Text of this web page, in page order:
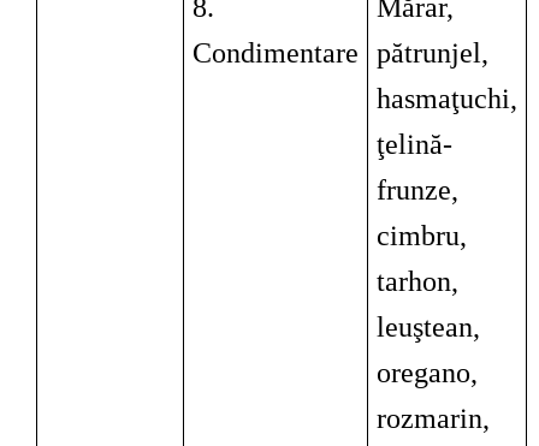
8.
Condimentare
Mărar,
pătrunjel,
hasmaţuchi,
ţelină-
frunze,
cimbru,
tarhon,
leuştean,
oregano,
rozmarin,